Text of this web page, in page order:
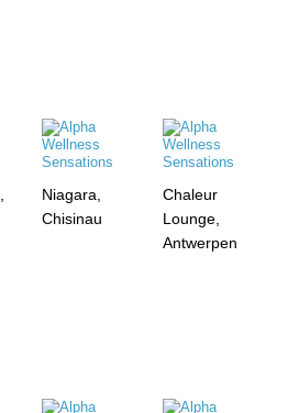
Niagara,
Chisinau
Chaleur
Lounge,
Antwerpen